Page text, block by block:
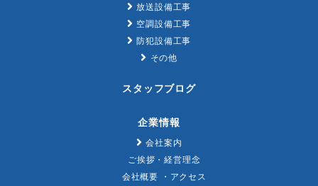
放送設備工事
空調設備工事
防犯設備工事
その他
スタッフブログ
企業情報
会社案内
ご挨拶・経営理念
会社概要 ・アクセス